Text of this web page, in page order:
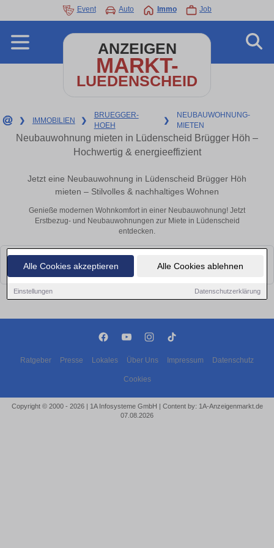
Alle Cookies akzeptieren Alle Cookies ablehnen
Einstellungen Datenschutzerklärung
Event Auto Immo Job
ANZEIGEN
MARKT-
LUEDENSCHEID
❯ IMMOBILIEN ❯
BRUEGGER-
HOEH
❯
NEUBAUWOHNUNG-
MIETEN
Neubauwohnung mieten in Lüdenscheid Brügger Höh –
Hochwertig & energieeffizient
Jetzt eine Neubauwohnung in Lüdenscheid Brügger Höh
mieten – Stilvolles & nachhaltiges Wohnen
Genieße modernen Wohnkomfort in einer Neubauwohnung! Jetzt
Erstbezug- und Neubauwohnungen zur Miete in Lüdenscheid
entdecken.
Leider konnten wir derzeit keine passenden Objekte finden. Schauen Sie
bald wieder vorbei!
Ratgeber Presse Lokales Über Uns Impressum Datenschutz
Cookies
Copyright © 2000 - 2026 | 1A Infosysteme GmbH | Content by: 1A-Anzeigenmarkt.de
07.08.2026